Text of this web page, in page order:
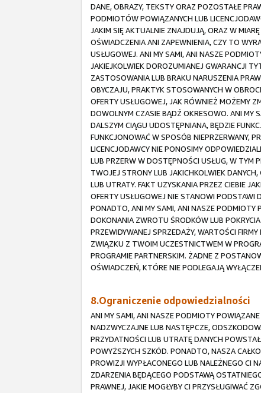
DANE, OBRAZY, TEKSTY ORAZ POZOSTAŁE
PODMIOTÓW POWIĄZANYCH LUB
JAKIM SIĘ AKTUALNIE ZNAJDUJĄ, ORAZ W
OŚWIADCZENIA ANI ZAPEWNIENIA, CZY TO
USŁUGOWEJ. ANI MY SAMI, ANI NASZE
JAKIEJKOLWIEK DOROZUMIANEJ GWARANCJI
ZASTOSOWANIA LUB BRAKU NARUSZENIA
OBYCZAJU, PRAKTYK STOSOWANYCH W
OFERTY USŁUGOWEJ, JAK RÓWNIEŻ MOŻEMY
DOWOLNYM CZASIE BĄDŹ OKRESOWO. ANI MY
DALSZYM CIĄGU UDOSTĘPNIANA, BĘDZIE
FUNKCJONOWAĆ W SPOSÓB NIEPRZERWANY,
LICENCJODAWCY NIE PONOSIMY
LUB PRZERW W DOSTĘPNOŚCI USŁUG, W TYM
TWOJEJ STRONY LUB JAKICHKOLWIEK
LUB UTRATY. FAKT UZYSKANIA PRZEZ CIEBIE
OFERTY USŁUGOWEJ NIE STANOWI PODSTAWI
PONADTO, ANI MY SAMI, ANI NASZE PODMIOTY
DOKONANIA ZWROTU ŚRODKÓW LUB
PRZEWIDYWANEJ SPRZEDAŻY, WARTOŚCI
ZWIĄZKU Z TWOIM UCZESTNICTWEM W
PROGRAMIE PARTNERSKIM. ŻADNE Z
OŚWIADCZEŃ, KTÓRE NIE PODLEGAJĄ
8.Ograniczenie odpowiedzialności
ANI MY SAMI, ANI NASZE PODMIOTY
NADZWYCZAJNE LUB NASTĘPCZE,
PRZYDATNOŚCI LUB UTRATĘ DANYCH
POWYŻSZYCH SZKÓD. PONADTO, NASZA
PROWIZJI WYPŁACONEGO LUB NALEŻNEGO CI
ZDARZENIA BĘDĄCEGO PODSTAWĄ
PRAWNEJ, JAKIE MOGŁYBY CI PRZYSŁUGIWAĆ